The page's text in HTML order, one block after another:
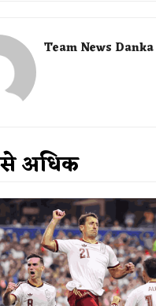
Team News Danka
अधिक